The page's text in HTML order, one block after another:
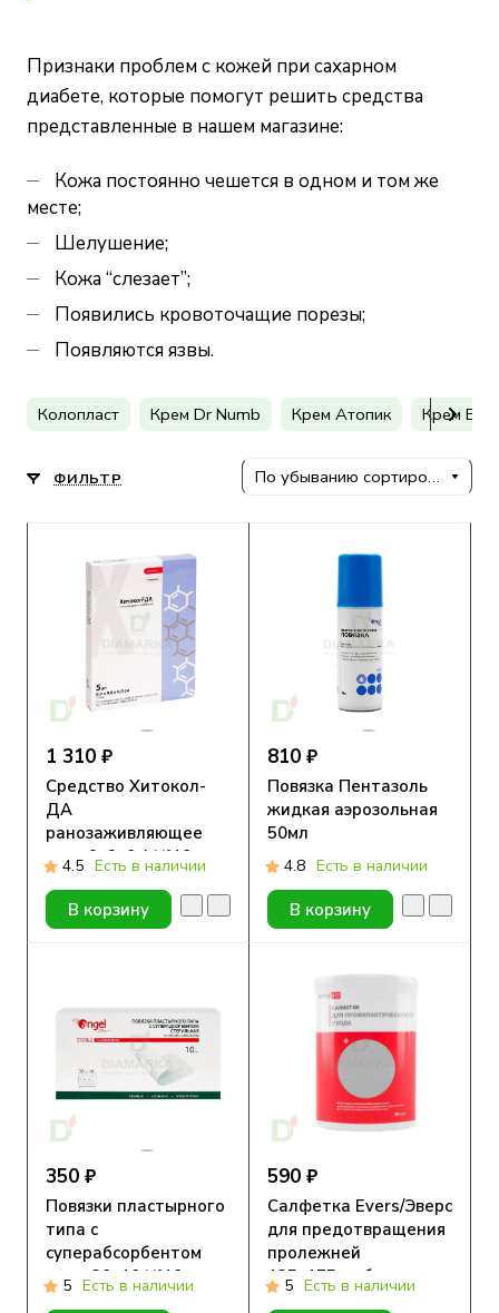
Признаки проблем с кожей при сахарном
диабете, которые помогут решить средства
представленные в нашем магазине:
Кожа постоянно чешется в одном и том же
месте;
Шелушение;
Кожа “cлезает”;
Появились кровоточащие порезы;
Появляются язвы.
Колопласт Крем Dr Numb Крем Атопик Крем
ФИЛЬТР По убыванию сортировки
1 310 ₽
Средство Хитокол-
ДА
ранозаживляющее
стер 9х9х0,4 №10
4.5 Есть в наличии
В корзину
810 ₽
Повязка Пентазоль
жидкая аэрозольная
50мл
4.8 Есть в наличии
В корзину
350 ₽
Повязки пластырного
типа с
суперабсорбентом
стер. 20х10 №10
5 Есть в наличии
590 ₽
Салфетка Evers/Эверс
для предотвращения
пролежней
135х175мм банка
90шт
5 Есть в наличии